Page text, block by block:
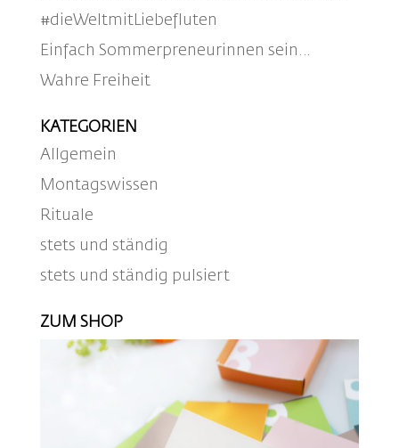
#dieWeltmitLiebefluten
Einfach Sommerpreneurinnen sein…
Wahre Freiheit
KATEGORIEN
Allgemein
Montagswissen
Rituale
stets und ständig
stets und ständig pulsiert
ZUM SHOP